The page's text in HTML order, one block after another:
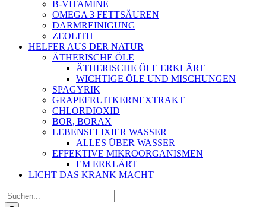
B-VITAMINE
OMEGA 3 FETTSÄUREN
DARMREINIGUNG
ZEOLITH
HELFER AUS DER NATUR
ÄTHERISCHE ÖLE
ÄTHERISCHE ÖLE ERKLÄRT
WICHTIGE ÖLE UND MISCHUNGEN
SPAGYRIK
GRAPEFRUITKERNEXTRAKT
CHLORDIOXID
BOR, BORAX
LEBENSELIXIER WASSER
ALLES ÜBER WASSER
EFFEKTIVE MIKROORGANISMEN
EM ERKLÄRT
LICHT DAS KRANK MACHT
Suche